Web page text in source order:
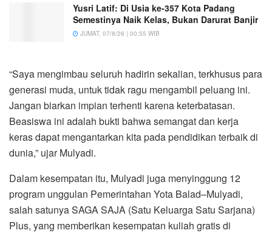
Yusri Latif: Di Usia ke-357 Kota Padang
Semestinya Naik Kelas, Bukan Darurat Banjir
JUMAT, 07/8/26 | 00:55 WIB
“Saya mengimbau seluruh hadirin sekalian, terkhusus para
generasi muda, untuk tidak ragu mengambil peluang ini.
Jangan biarkan impian terhenti karena keterbatasan.
Beasiswa ini adalah bukti bahwa semangat dan kerja
keras dapat mengantarkan kita pada pendidikan terbaik di
dunia,” ujar Mulyadi.
Dalam kesempatan itu, Mulyadi juga menyinggung 12
program unggulan Pemerintahan Yota Balad–Mulyadi,
salah satunya SAGA SAJA (Satu Keluarga Satu Sarjana)
Plus, yang memberikan kesempatan kuliah gratis di